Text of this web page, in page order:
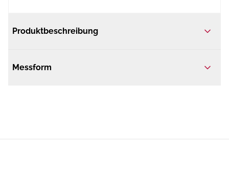
Produktbeschreibung
Messform